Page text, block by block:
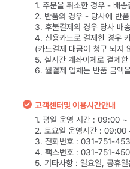
1. 주문을 취소한 경우 - 배
2. 반품의 경우 - 당사에 반
3. 후불결제의 경우 당사 배
4. 신용카드로 결제한 경우
(카드결제 대금이 청구 되지
5. 실시간 계좌이체로 결제
6. 월결제 업체는 반품 금액
고객센터및 이용시간안내
1. 평일 운영 시간 : 09:00
2. 토요일 운영시간 : 09:00
3. 전화번호 : 031-751-
4. 팩스번호 : 031-751-
5. 기타사항 : 일요일, 공휴일